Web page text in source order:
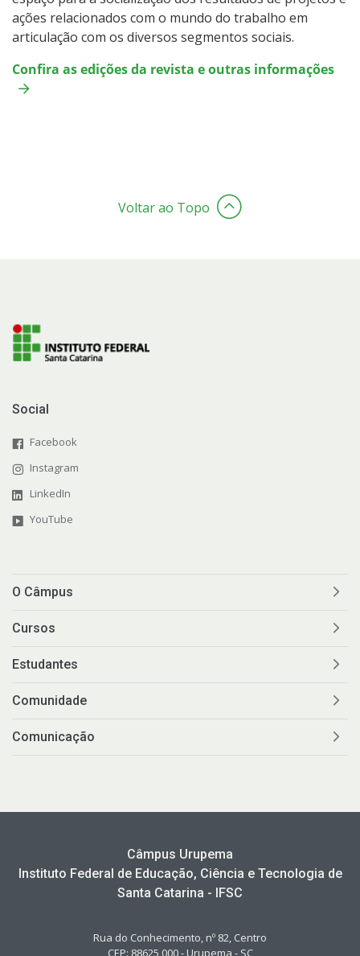
ações relacionados com o mundo do trabalho em
articulação com os diversos segmentos sociais.
Confira as edições da revista e outras informações
Voltar ao Topo
Social
Facebook
Instagram
LinkedIn
YouTube
O Câmpus
Cursos
Estudantes
Comunidade
Comunicação
Câmpus Urupema
Instituto Federal de Educação, Ciência e Tecnologia de
Santa Catarina - IFSC
Rua do Conhecimento, nº 82, Centro
CEP: 88625 000 - Urupema - SC